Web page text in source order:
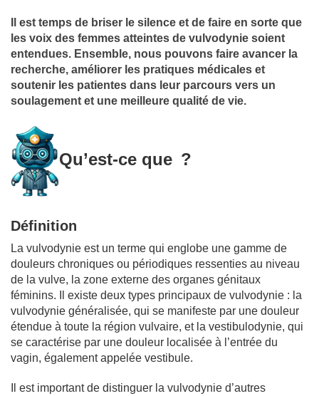
Il est temps de briser le silence et de faire en sorte que
les voix des femmes atteintes de vulvodynie soient
entendues. Ensemble, nous pouvons faire avancer la
recherche, améliorer les pratiques médicales et
soutenir les patientes dans leur parcours vers un
soulagement et une meilleure qualité de vie.
Qu’est-ce que ?
Définition
La vulvodynie est un terme qui englobe une gamme de
douleurs chroniques ou périodiques ressenties au niveau
de la vulve, la zone externe des organes génitaux
féminins. Il existe deux types principaux de vulvodynie : la
vulvodynie généralisée, qui se manifeste par une douleur
étendue à toute la région vulvaire, et la vestibulodynie, qui
se caractérise par une douleur localisée à l’entrée du
vagin, également appelée vestibule.
Il est important de distinguer la vulvodynie d’autres